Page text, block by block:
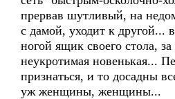
прервав шутливый, на
с дамой, уходит к другой...
ногой ящик своего стола,
неукротимая новенькая...
признаться, и то досадны
уж женщины, женщины...